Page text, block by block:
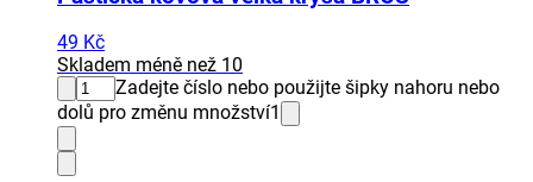
49 Kč
Skladem méně než 10
Zadejte číslo nebo použijte šipky nahoru nebo
dolů pro změnu množství1